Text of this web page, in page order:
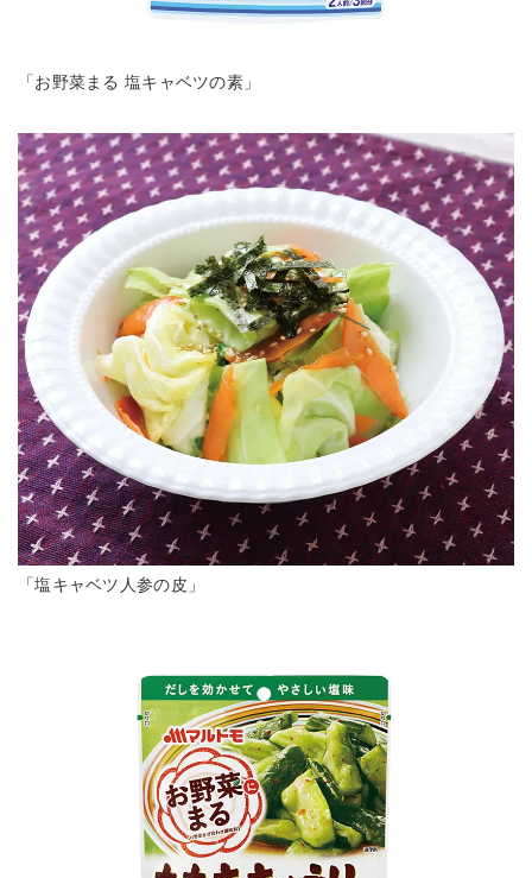
「お野菜まる 塩キャベツの素」
「塩キャベツ人参の皮」